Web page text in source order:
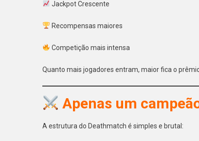
Jackpot Crescente
Recompensas maiores
Competição mais intensa
Quanto mais jogadores entram, maior fica o
Apenas um
A estrutura do Deathmatch é simples e brutal: